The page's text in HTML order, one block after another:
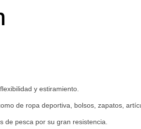
y estiramiento.
de ropa deportiva, bolsos, zapatos,
de pesca por su gran resistencia.